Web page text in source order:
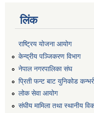
लिंक
राष्ट्रिय योजना आयोग
केन्द्रीय पञ्जिकरण विभाग
नेपाल नगरपालिका संघ
प्रिती फन्ट बाट युनिकोड
लोक सेवा आयोग
संघीय मामिला तथा स्थानीय